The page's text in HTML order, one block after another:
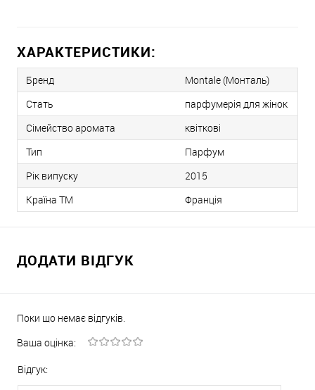
ХАРАКТЕРИСТИКИ:
Бренд
Montale (Монталь)
Стать
парфумерія для жінок
Сімейство аромата
квіткові
Тип
Парфум
Рік випуску
2015
Країна ТМ
Франція
ДОДАТИ ВІДГУК
Поки що немає відгуків.
Ваша оцінка:
Відгук: